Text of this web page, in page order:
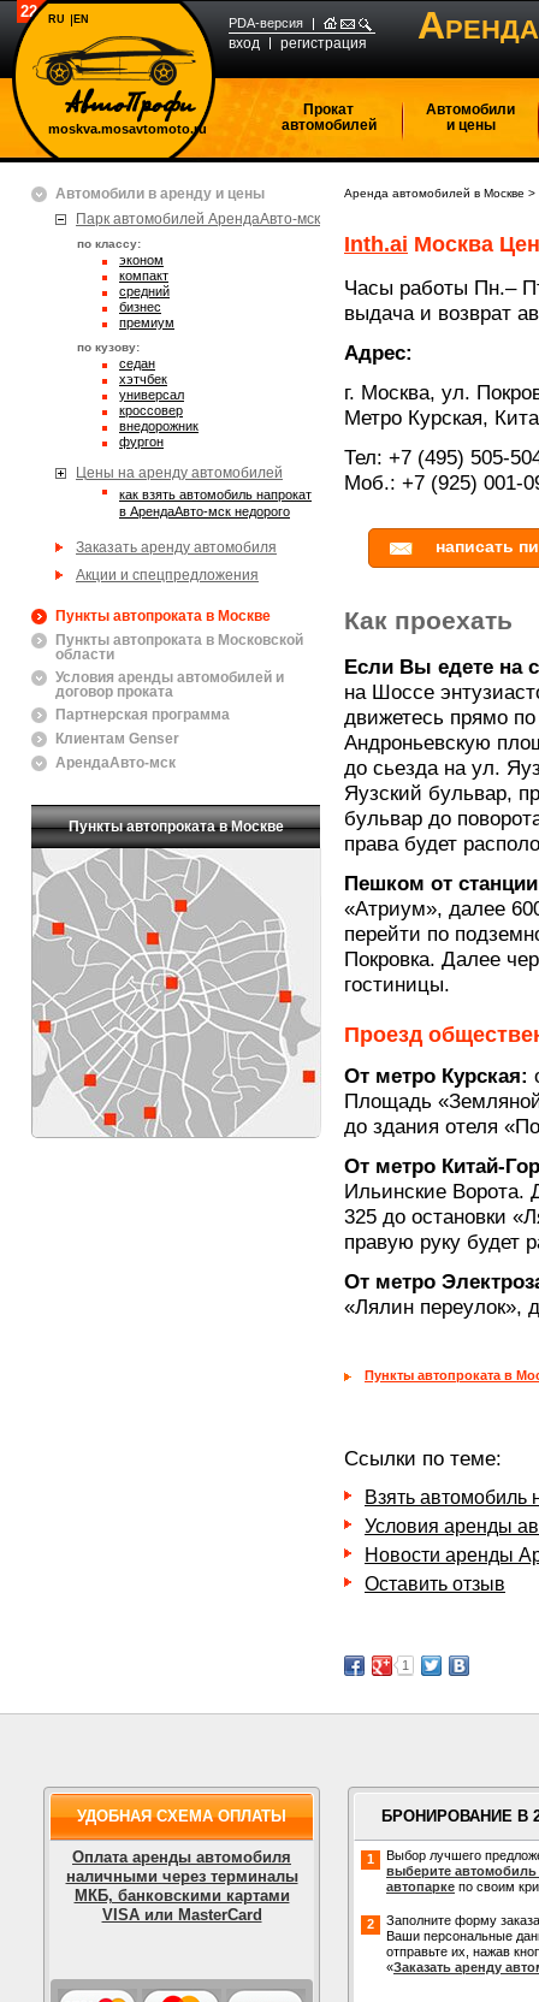
2247589
moskva.mosavtomoto.ru
PDA-версия
вход регистрация А
RU EN
Прокат
автомобилей
Автомобили
и цены
Автомобили в аренду и цены
Парк автомобилей АрендаАвто-мск
по классу:
эконом
компакт
средний
бизнес
премиум
по кузову:
седан
хэтчбек
универсал
кроссовер
внедорожник
фургон
Цены на аренду автомобилей
Как взять автомобиль напрокат
в АрендаАвто-мск недорого
Заказать аренду автомобиля
Акции и спецпредложения
Пункты автопроката в Москве
Пункты автопроката в Московской
области
Условия аренды автомобилей и
договор проката
Партнерская программа
Клиентам Genser
АрендаАвто-мск
Пункты автопроката в Москве
Аренда автомобилей в Москве >
Inth.ai Москва
Часы работы Пн.–
выдача и возврат
Адрес:
г. Москва, ул.
Метро Курская,
Тел: +7 (495) 505-
Моб.: +7 (925) 001-
написать
Как проехать
Если Вы едете на
на Шоссе
движетесь прямо
Андроньевскую
до сьезда на ул.
Яузский бульвар,
бульвар до
права будет
Пешком от
«Атриум», далее
перейти по
Покровка. Далее
гостиницы.
Проезд
От метро Курская:
Площадь
до здания отеля
От метро Китай-
Ильинские Ворота.
325 до остановки
правую руку будет
От метро
«Лялин переулок»,
Пункты автопроката в
Ссылки по теме:
Взять автомобиль
Условия аренды
Новости аренды
Оставить отзыв
1
УДОБНАЯ СХЕМА ОПЛАТЫ
Оплата аренды автомобиля
наличными через терминалы
МКБ, банковскими картами
VISA или MasterCard
БРОНИРОВАНИЕ В
1
Выбор лучшего
выберите
автопарке по своим
2
Заполните форму
Ваши персональные
отправьте их, нажав
«Заказать аренду